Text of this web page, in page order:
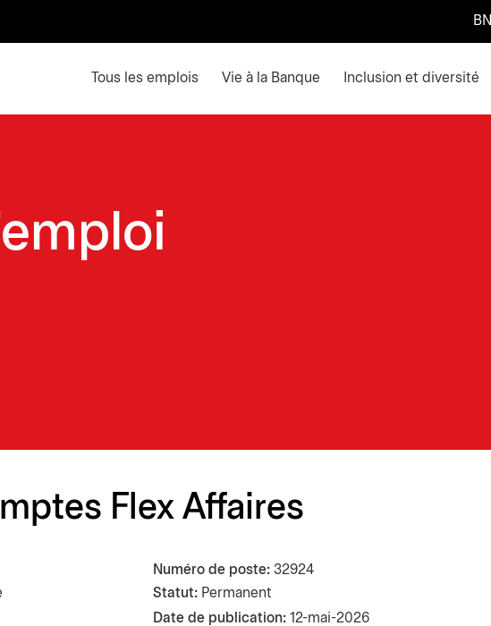
Tous les emplois
Vie à la Banque Inclusion et diversité
Flex Affaires
Numéro de poste 32924
Statut: Permanent
Date de publication 12-mai-2026